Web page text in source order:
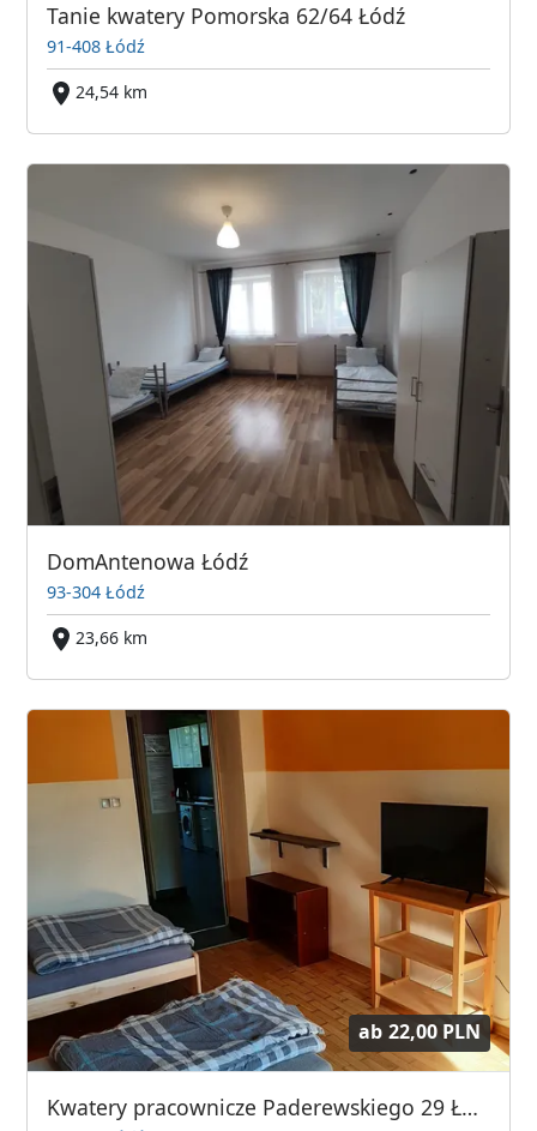
Tanie kwatery Pomorska 62/64 Łódź
91-408 Łódź
24,54 km
DomAntenowa Łódź
93-304 Łódź
23,66 km
ab 22,00 PLN
Kwatery pracownicze Paderewskiego 29 Łódź